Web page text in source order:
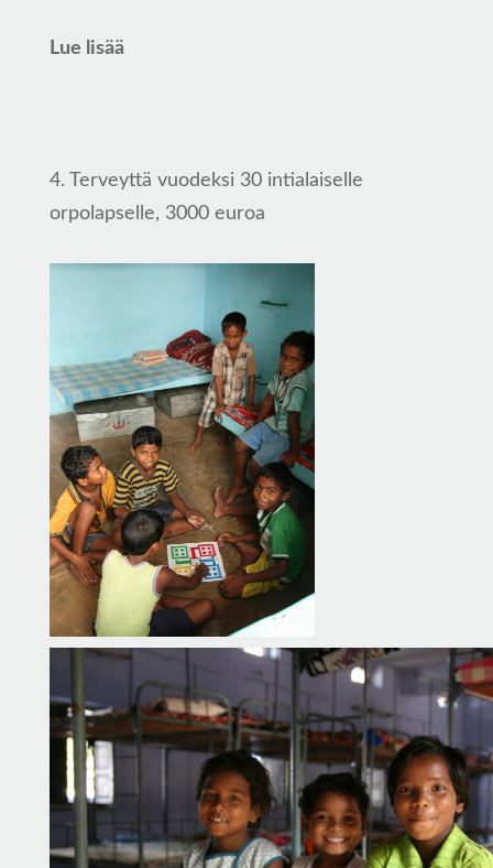
Lue lisää
4. Terveyttä vuodeksi 30 intialaiselle
orpolapselle, 3000 euroa